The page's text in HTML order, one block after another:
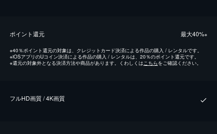
ポイント還元 最⼤40%※
※40％ポイント還元の対象は、クレジットカード決済による作品の購入 / レンタルです。
※iOSアプリのUコイン決済による作品の購入 / レンタルは、20％のポイント還元です。
※還元の対象外となる決済方法や商品があります。くわしくはこちらをご確認ください。
フルHD画質 / 4K画質